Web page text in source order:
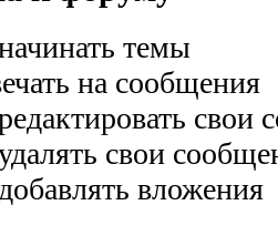
темы
на сообщения
свои
свои
добавлять вложения